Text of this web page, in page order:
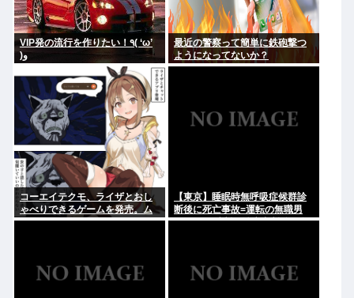
VIP発の流行を作りたい！٩( ‘ω’
)و
最近の警察って簡単に鉄砲撃つ
ようになってないか？
コーエイテクモ、ライザとおし
ゃべりできるゲームを発売。ム
チムチムワァ
【東京】睡眠時無呼吸症候群診
断後に死亡事故=運転の無職男
（34）、独断で治療中断-危険運